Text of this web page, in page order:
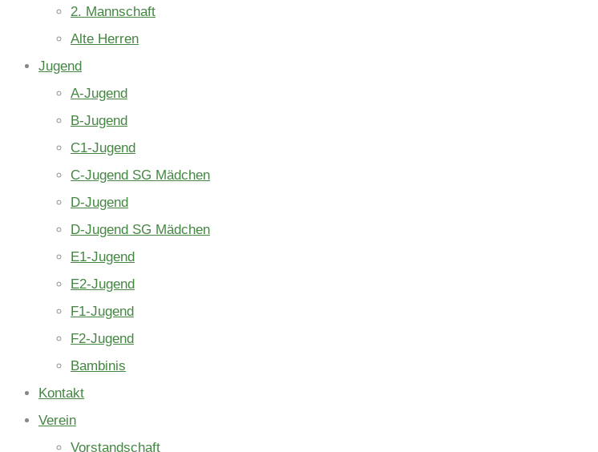
2. Mannschaft
Alte Herren
Jugend
A-Jugend
B-Jugend
C1-Jugend
C-Jugend SG Mädchen
D-Jugend
D-Jugend SG Mädchen
E1-Jugend
E2-Jugend
F1-Jugend
F2-Jugend
Bambinis
Kontakt
Verein
Vorstandschaft